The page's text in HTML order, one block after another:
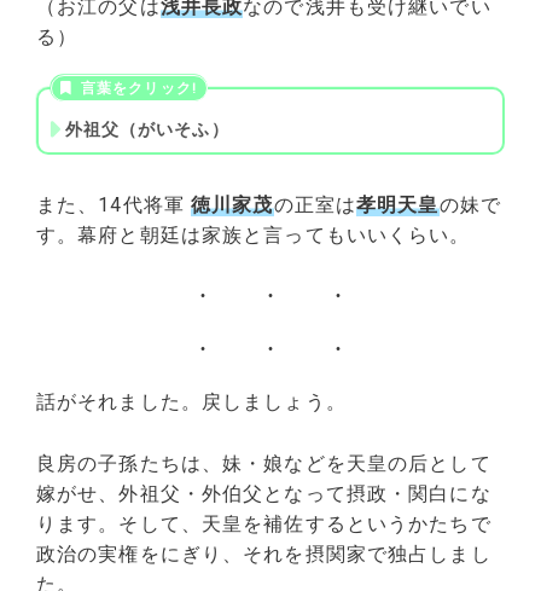
（お江の父は浅井長政なので浅井も受け継いでい
る）
外祖父（がいそふ）
また、14代将軍徳川家茂の正室は孝明天皇の妹で
す。幕府と朝廷は家族と言ってもいいくらい。
話がそれました。戻しましょう。
良房の子孫たちは、妹・娘などを天皇の后として
嫁がせ、外祖父・外伯父となって摂政・関白にな
ります。そして、天皇を補佐するというかたちで
政治の実権をにぎり、それを摂関家で独占しまし
た。